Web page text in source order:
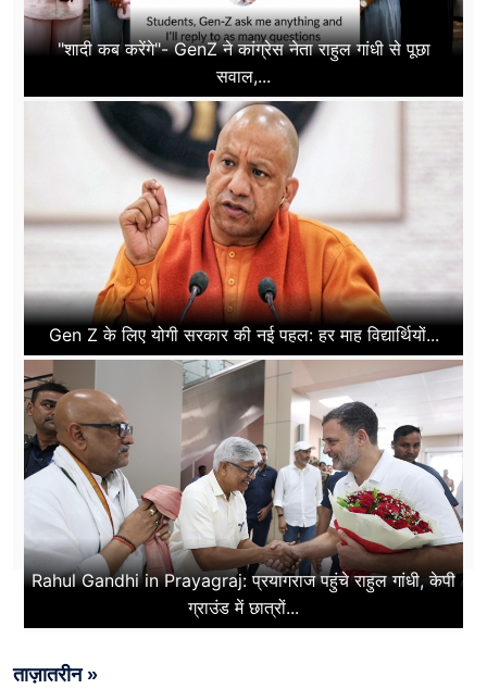
"शादी कब करेंगे"- GenZ ने कांग्रेस नेता राहुल गांधी से पूछा
सवाल,...
Gen Z के लिए योगी सरकार की नई पहल: हर माह विद्यार्थियों...
Rahul Gandhi in Prayagraj: प्रयागराज पहुंचे राहुल गांधी, केपी
ग्राउंड में छात्रों...
ताज़ातरीन »